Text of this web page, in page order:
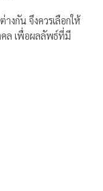
งกัน จึงควรเลือกให้
ล เพื่อผลลัพธ์ที่มี